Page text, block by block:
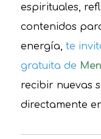
espirituales,
contenidos
energía, te
gratuita de
recibir nuevas
directamente